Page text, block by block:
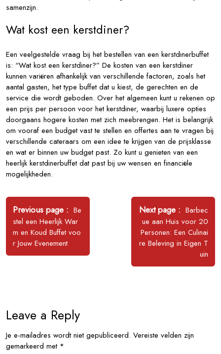
samenzijn.
Wat kost een kerstdiner?
Een veelgestelde vraag bij het bestellen van een kerstdinerbuffet
is: “Wat kost een kerstdiner?” De kosten van een kerstdiner
kunnen variëren afhankelijk van verschillende factoren, zoals het
aantal gasten, het type buffet dat u kiest, de gerechten en de
service die wordt geboden. Over het algemeen kunt u rekenen op
een prijs per persoon voor het kerstdiner, waarbij luxere opties
doorgaans hogere kosten met zich meebrengen. Het is belangrijk
om vooraf een budget vast te stellen en offertes aan te vragen bij
verschillende cateraars om een idee te krijgen van de prijsklasse
en wat er binnen uw budget past. Zo kunt u genieten van een
heerlijk kerstdinerbuffet dat past bij uw wensen en financiële
mogelijkheden.
Bericht
navigatie
Previous page
Older
Posts
Be
stel een Heerlijk War
m en Koud Buffet voo
r Jouw Evenement
Next page
Newer
Posts
Barbec
ue aan Huis voor 20
Personen: Een Culinai
re Beleving in Eigen T
uin
Leave a Reply
Je e-mailadres wordt niet gepubliceerd. Vereiste velden zijn
gemarkeerd met *